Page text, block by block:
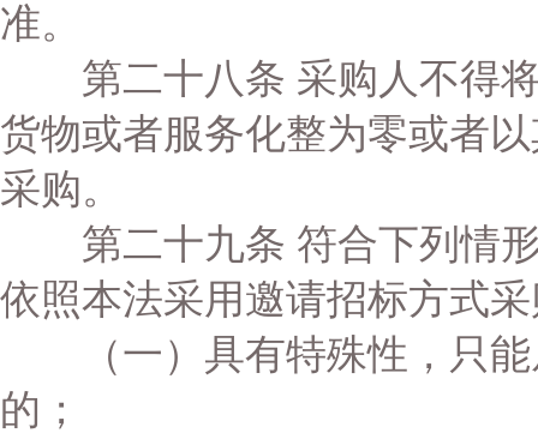
准。
第二十八条 采购人不得将
货物或者服务化整为零或者
采购。
第二十九条 符合下列情形
依照本法采用邀请招标方式
（一）具有特殊性，只能
的；